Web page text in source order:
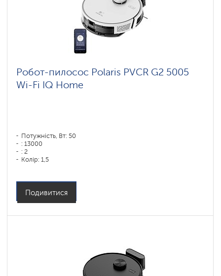
Робот-пилосос Polaris PVCR G2 5005
Wi-Fi IQ Home
Потужність, Вт: 50
: 13000
: 2
Колір: 1,5
Бічні щітки: 1
Подивитися